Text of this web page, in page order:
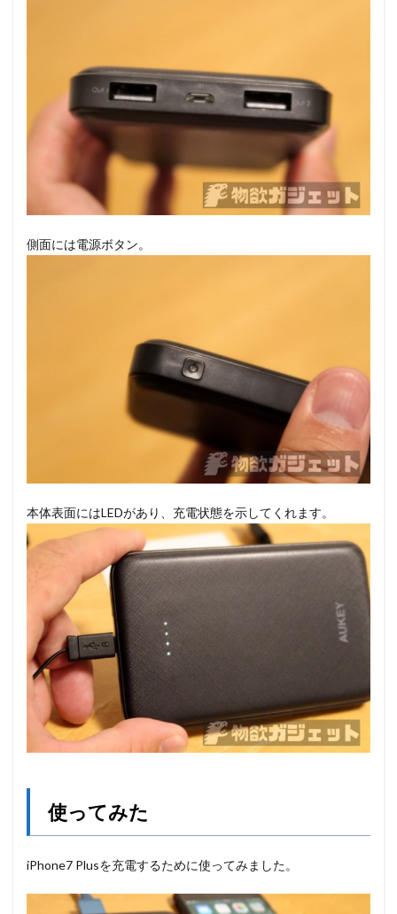
側面には電源ボタン。
本体表面にはLEDがあり、充電状態を示してくれます。
使ってみた
iPhone7 Plusを充電するために使ってみました。